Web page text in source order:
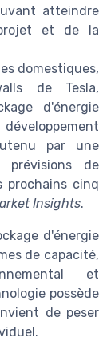
atteindre
et de la
domestiques,
de Tesla,
d'énergie
par une
prévisions de
prochains cinq
Insights.
d'énergie
de capacité,
et
possède
de peser